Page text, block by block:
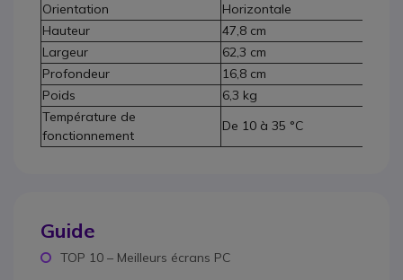
Orientation
Horizontale
Hauteur
47,8 cm
Largeur
62,3 cm
Profondeur
16,8 cm
Poids
6,3 kg
Température de
fonctionnement
De 10 à 35 °C
Guide
TOP 10 – Meilleurs écrans PC